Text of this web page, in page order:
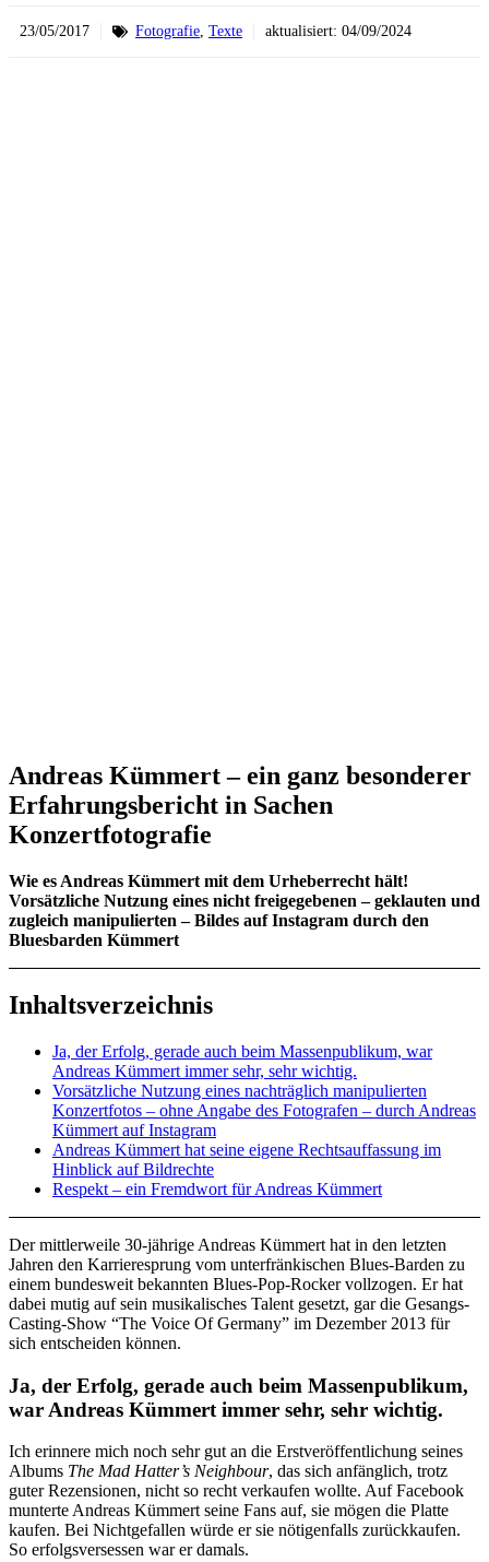
23/05/2017 Fotografie, Texte aktualisiert: 04/09/2024
Andreas Kümmert –ein ganz besonderer
Erfahrungsbericht in Sachen
Konzertfotografie
Wie es Andreas Kümmert mit dem Urheberrecht hält!
Vorsätzliche Nutzung eines nicht freigegebenen – geklauten und
zugleich manipulierten – Bildes auf Instagram durch den
Bluesbarden Kümmert
Inhaltsverzeichnis
Ja, der Erfolg, gerade auch beim Massenpublikum, war
Andreas Kümmert immer sehr, sehr wichtig.
Vorsätzliche Nutzung eines nachträglich manipulierten
Konzertfotos – ohne Angabe des Fotografen – durch Andreas
Kümmert auf Instagram
Andreas Kümmert hat seine eigene Rechtsauffassung im
Hinblick auf Bildrechte
Respekt – ein Fremdwort für Andreas Kümmert
Der mittlerweile 30-jährige Andreas Kümmert hat in den letzten
Jahren den Karrieresprung vom unterfränkischen Blues-Barden zu
einem bundesweit bekannten Blues-Pop-Rocker vollzogen. Er hat
dabei mutig auf sein musikalisches Talent gesetzt, gar die Gesangs-
Casting-Show “The Voice Of Germany” im Dezember 2013 für
sich entscheiden können.
Ja, der Erfolg, gerade auch beim Massenpublikum,
war Andreas Kümmert immer sehr, sehr wichtig.
Ich erinnere mich noch sehr gut an die Erstveröffentlichung seines
Albums The Mad Hatter’s Neighbour, das sich anfänglich, trotz
guter Rezensionen, nicht so recht verkaufen wollte. Auf Facebook
munterte Andreas Kümmert seine Fans auf, sie mögen die Platte
kaufen. Bei Nichtgefallen würde er sie nötigenfalls zurückkaufen.
So erfolgsversessen war er damals.